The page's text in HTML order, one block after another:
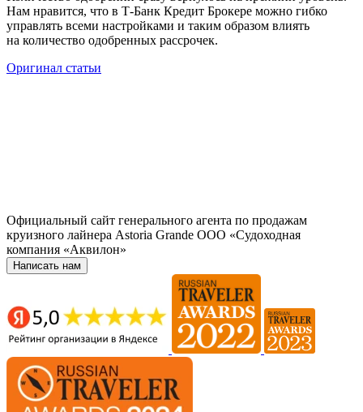
Нам нравится, что в Т‑Банк Кредит Брокере можно гибко
управлять всеми настройками и таким образом влиять
на количество одобренных рассрочек.
Оригинал статьи
Официальный сайт генерального агента по продажам
круизного лайнера Astoria Grande ООО «Судоходная
компания «Аквилон»
Написать нам